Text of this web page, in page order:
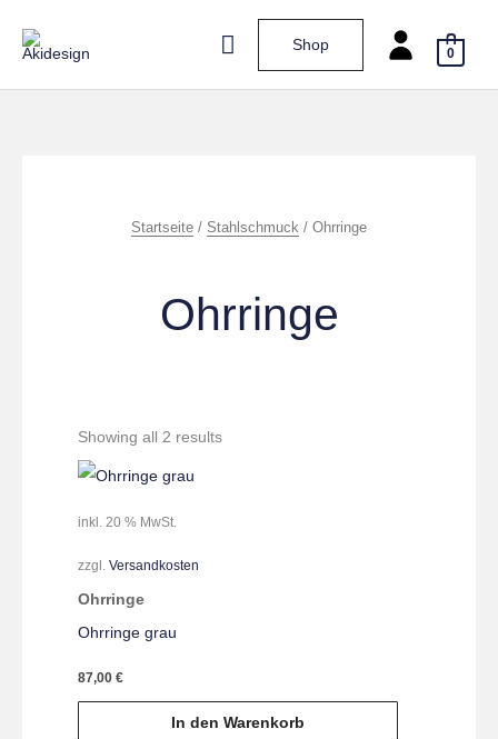
Inhalt
Hauptmenü
Shop 0
Startseite / Stahlschmuck / Ohrringe
Ohrringe
Showing all 2 results
inkl. 20 % MwSt.
zzgl. Versandkosten
Ohrringe
Ohrringe grau
87,00 €
In den Warenkorb